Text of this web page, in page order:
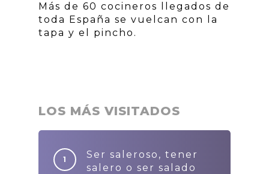
Más de 60 cocineros llegados de
toda España se vuelcan con la
tapa y el pincho.
LOS MÁS VISITADOS
Ser saleroso, tener
salero o ser salado